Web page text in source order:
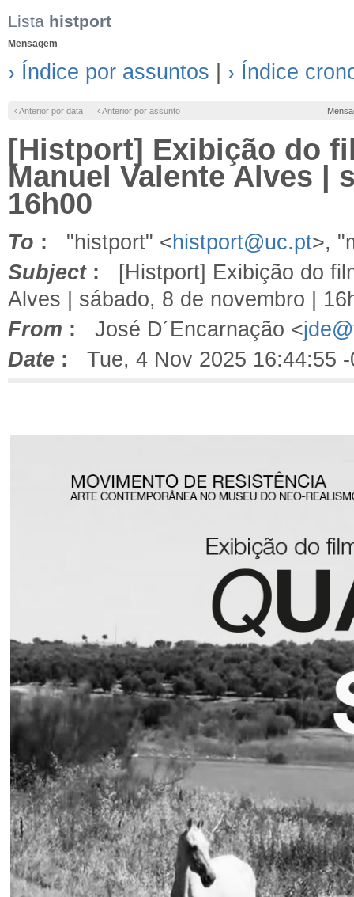
Lista histport
Mensagem
› Índice por assuntos › Índice
‹ Anterior por data ‹ Anterior por assunto
[Histport] Exibição do
Manuel Valente Alves |
16h00
To : "histport" <histport@uc.pt>,
Subject: [Histport] Exibição do
Alves | sábado, 8 de novembro |
From : José D´Encarnação <
Date : Tue, 4 Nov 2025 16:44:55 -